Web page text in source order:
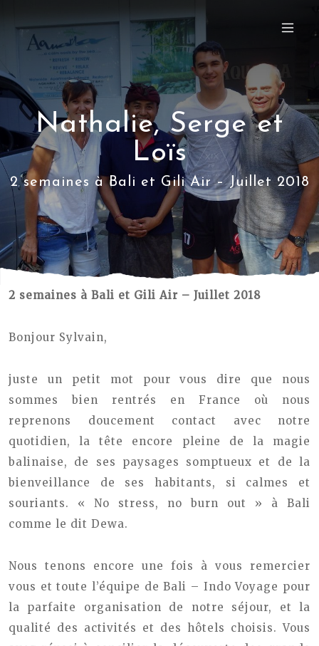
Nathalie, Serge et
Loïs
2 semaines à Bali et Gili Air – Juillet 2018
2 semaines à Bali et Gili Air – Juillet 2018
Bonjour Sylvain,
juste un petit mot pour vous dire que nous
sommes bien rentrés en France où nous
reprenons doucement contact avec notre
quotidien, la tête encore pleine de la magie
balinaise, de ses paysages somptueux et de la
bienveillance de ses habitants, si calmes et
souriants. « No stress, no burn out » à Bali
comme le dit Dewa.
Nous tenons encore une fois à vous remercier
vous et toute l’équipe de Bali – Indo Voyage pour
la parfaite organisation de notre séjour, et la
qualité des activités et des hôtels choisis. Vous